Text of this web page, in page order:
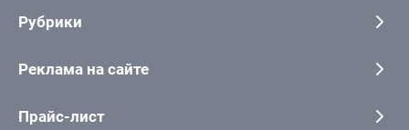
Рубрики
Реклама на сайте
Прайс-лист